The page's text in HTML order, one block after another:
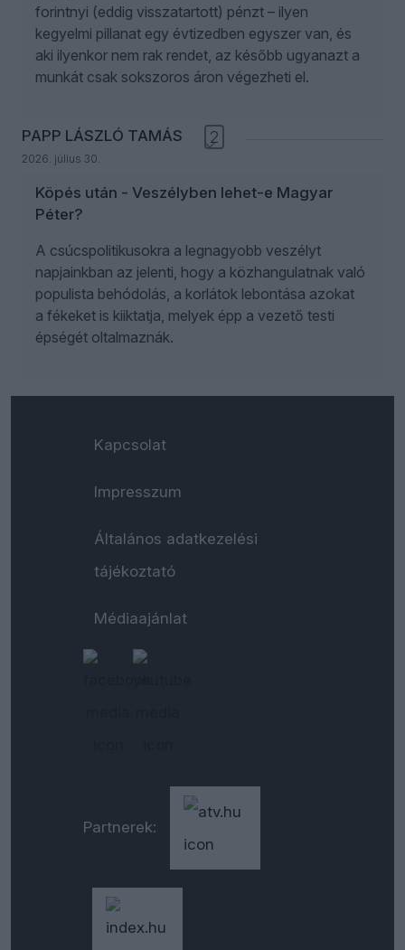
forintnyi (eddig visszatartott) pénzt – ilyen
kegyelmi pillanat egy évtizedben egyszer van, és
aki ilyenkor nem rak rendet, az később ugyanazt a
munkát csak sokszoros áron végezheti el.
PAPP LÁSZLÓ TAMÁS
2026. július 30.
2
Köpés után - Veszélyben lehet-e Magyar
Péter?
A csúcspolitikusokra a legnagyobb veszélyt
napjainkban az jelenti, hogy a közhangulatnak való
populista behódolás, a korlátok lebontása azokat
a fékeket is kiiktatja, melyek épp a vezető testi
épségét oltalmaznák.
Kapcsolat
Impresszum
Általános adatkezelési
tájékoztató
Médiaajánlat
Partnerek: